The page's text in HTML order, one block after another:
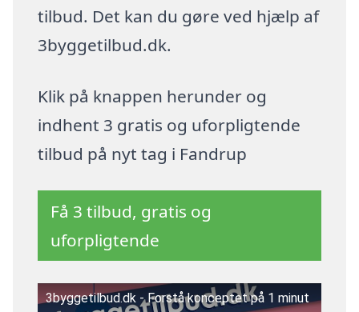
tilbud. Det kan du gøre ved hjælp af
3byggetilbud.dk.
Klik på knappen herunder og
indhent 3 gratis og uforpligtende
tilbud på nyt tag i Fandrup
Få 3 tilbud, gratis og
uforpligtende
3byggetilbud.dk - Forstå konceptet på 1 minut